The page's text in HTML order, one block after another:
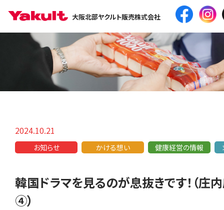
大阪北部ヤクルト販売株式会社
2024.10.21
お知らせ かける想い 健康経営の情報
韓国ドラマを見るのが息抜きです！（庄
④）